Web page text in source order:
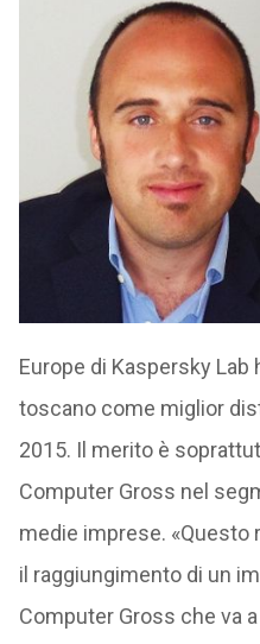
Europe di Kaspersky
toscano come miglior
2015. Il merito è
Computer Gross nel
medie imprese.
il raggiungimento di un
Computer Gross che va